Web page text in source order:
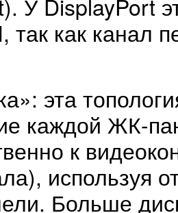
так как канал
эта
каждой ЖК-
к
используя
Больше